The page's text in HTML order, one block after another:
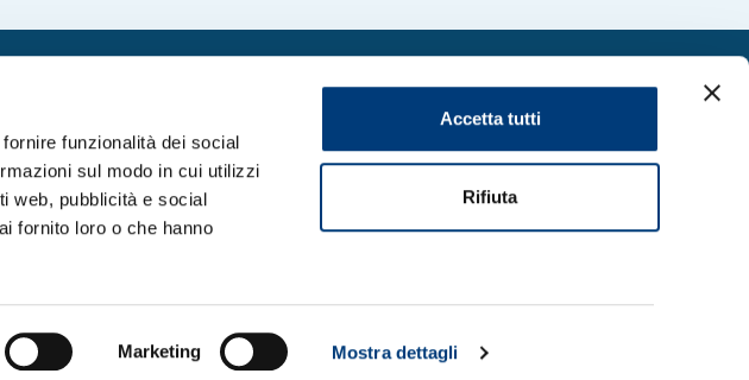
funzionalità dei social
sul modo in cui utilizzi
web, pubblicità e social
fornito loro o che hanno
Marketing Mostra dettagli
Accetta tutti
Rifiuta
Cosa facciamo
Partner